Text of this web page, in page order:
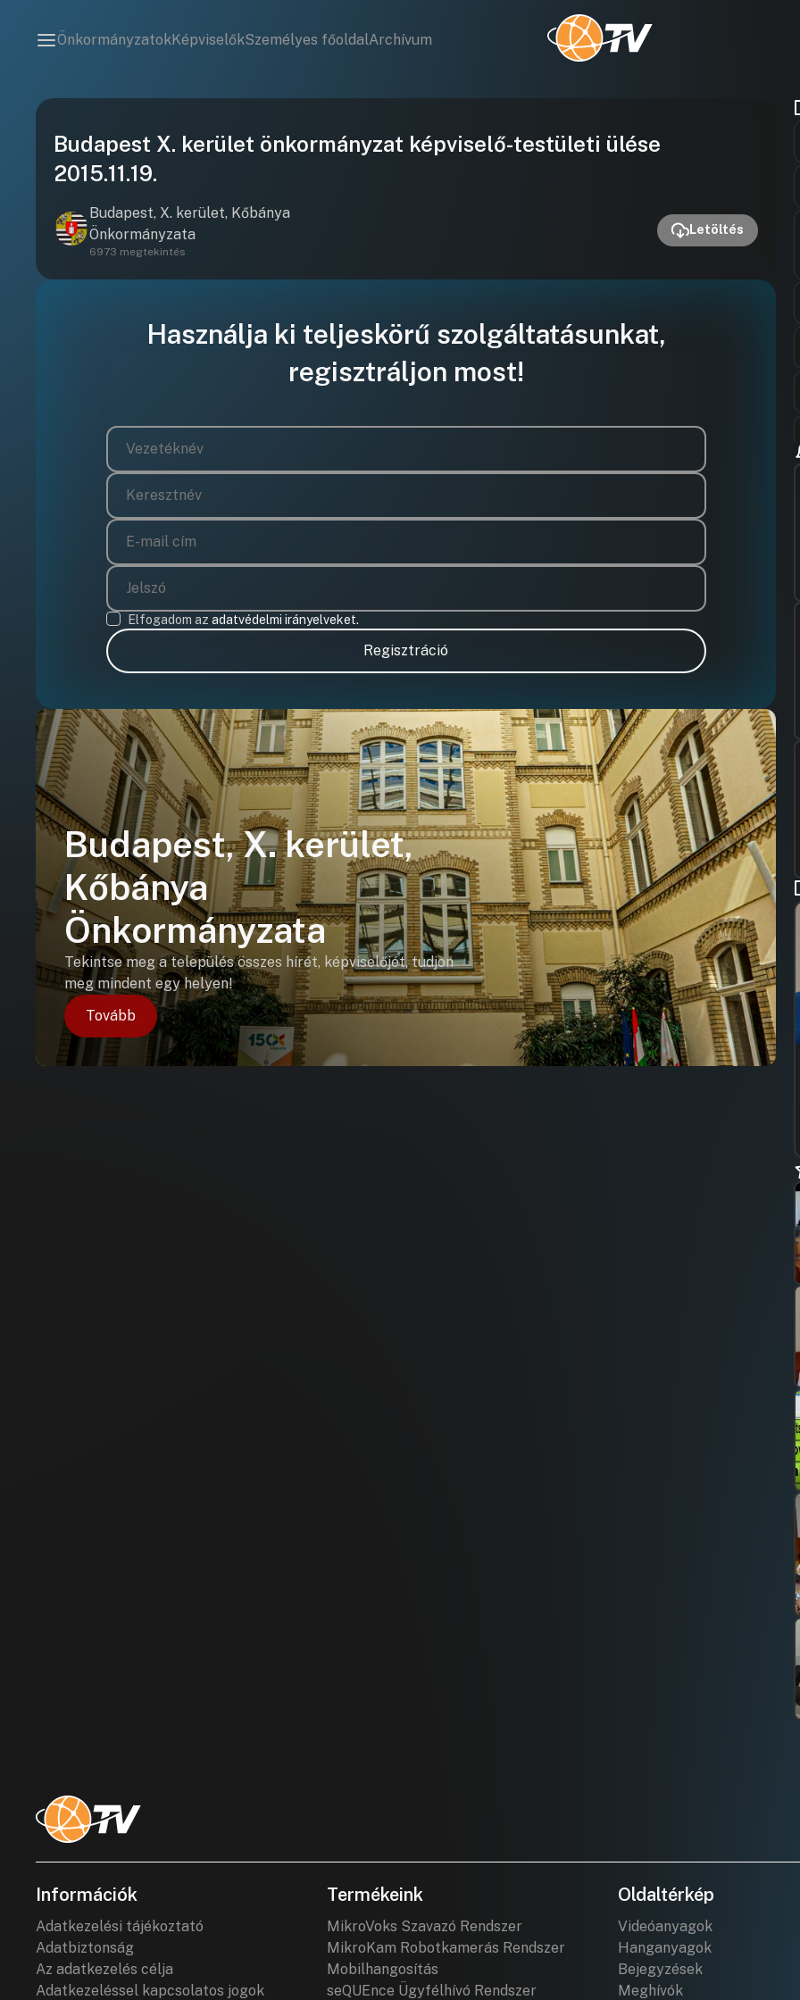
ÖnkormányzatokKépviselőkSzemélyes főoldalArchívum
lejátszása
Budapest X. kerület önkormányzat képviselő-testületi ülése
2015.11.19.
Budapest, X. kerület, Kőbánya
Önkormányzata
6973 megtekintés
Letöltés
Használja ki teljeskörű szolgáltatásunkat,
regisztráljon most!
Elfogadom az adatvédelmi irányelveket.
Regisztráció
Budapest, X. kerület,
Kőbánya
Önkormányzata
Tekintse meg a település összes hírét, képviselőjét, tudjon
meg mindent egy helyen!
Tovább
Információk
Adatkezelési tájékoztató
Adatbiztonság
Az adatkezelés célja
Adatkezeléssel kapcsolatos jogok
Termékeink
MikroVoks Szavazó Rendszer
MikroKam Robotkamerás Rendszer
Mobilhangosítás
seQUEnce Ügyfélhívó Rendszer
Oldaltérkép
Videóanyagok
Hanganyagok
Bejegyzések
Meghívók